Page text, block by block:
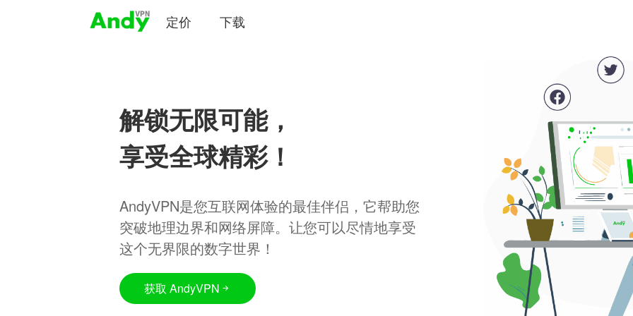
定价 下载
解锁无限可能，
享受全球精彩！
AndyVPN是您互联网体验的最佳伴侣，它帮助您
突破地理边界和网络屏障。让您可以尽情地享受
这个无界限的数字世界！
获取 AndyVPN